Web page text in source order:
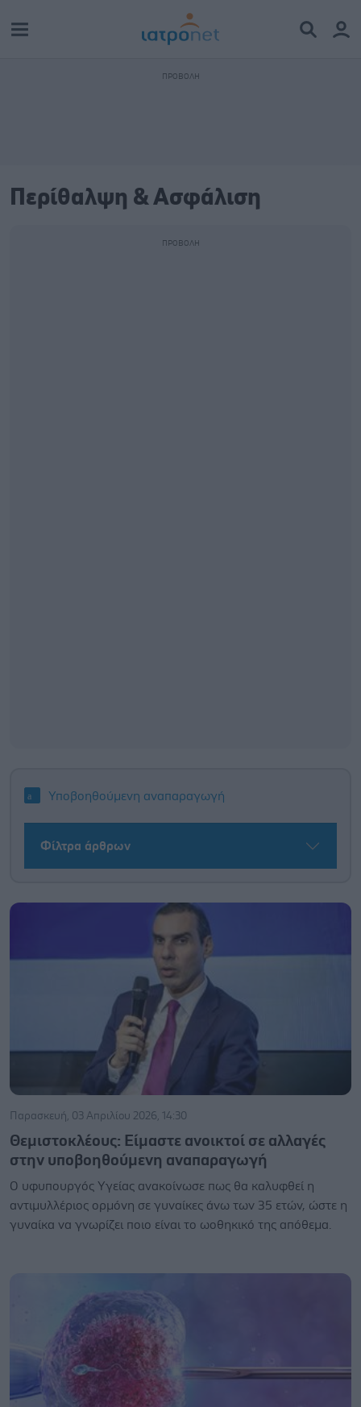
Περίθαλψη & Ασφάλιση
Υποβοηθούμενη αναπαραγωγή
Φίλτρα άρθρων
Παρασκευή, 03 Απριλίου 2026, 14:30
Θεμιστοκλέους: Είμαστε ανοικτοί σε αλλαγές
στην υποβοηθούμενη αναπαραγωγή
Ο υφυπουργός Υγείας ανακοίνωσε πως θα καλυφθεί η
αντιμυλλέριος ορμόνη σε γυναίκες άνω των 35 ετών, ώστε η
γυναίκα να γνωρίζει ποιο είναι το ωοθηκικό της απόθεμα.